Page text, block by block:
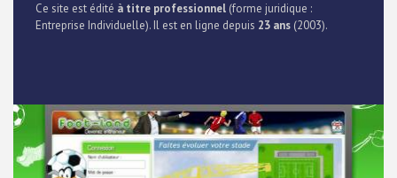
Ce site est édité à titre professionnel (forme juridique :
Entreprise Individuelle). Il est en ligne depuis 23 ans (2003).